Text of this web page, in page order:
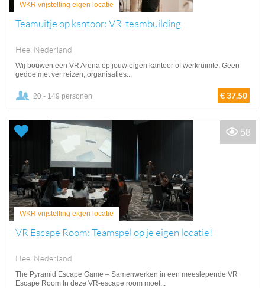
WKR vrijstelling eigen locatie
Teamuitje op kantoor: VR-teambuilding
Heel Nederland
Wij bouwen een VR Arena op jouw eigen kantoor of werkruimte. Geen
gedoe met ver reizen, organisaties...
20 - 149 personen € 37,50
WKR vrijstelling eigen locatie
VR Escape Room: Teamspel op je eigen locatie!
Heel Nederland
The Pyramid Escape Game – Samenwerken in een meeslepende VR
Escape Room In deze VR-escape room moet...
58